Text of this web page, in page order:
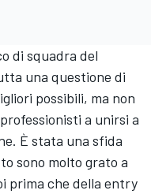
di squadra del
una questione di
possibili, ma non
a unirsi a
È stata una sfida
sono molto grato a
prima che della entry